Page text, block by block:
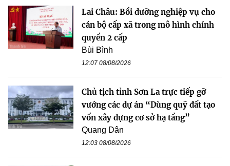
Lai Châu: Bồi dưỡng nghiệp vụ cho
cán bộ cấp xã trong mô hình chính
quyền 2 cấp
Bùi Bình
12:07 08/08/2026
Chủ tịch tỉnh Sơn La trực tiếp gỡ
vướng các dự án “Dùng quỹ đất tạo
vốn xây dựng cơ sở hạ tầng”
Quang Dân
12:03 08/08/2026